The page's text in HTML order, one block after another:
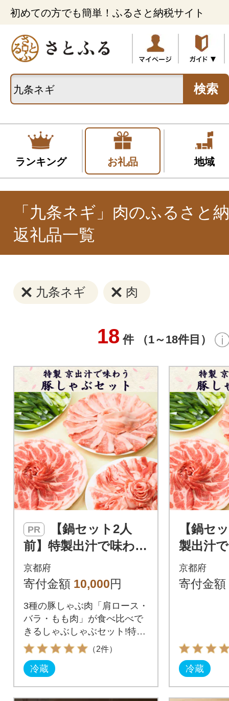
初めての方でも簡単！ふるさと納税サイト
検索
ランキング お礼品 地域
「九条ネギ」肉のふるさと
返礼品一覧
九条ネギ 肉
18 件 （1～18件目）
PR
前】特製出汁で味わう
京丹波高原豚と九条ね
ぎの豚しゃぶセット
京都府
寄付金額 10,000円
3種の豚しゃぶ肉「肩ロース・
バラ・もも肉」が食べ比べで
きるしゃぶしゃぶセット!特製
出汁・九条ねぎ付き
（2件）
冷蔵
【鍋セ
製出汁
波高原
豚しゃ
京都府
寄付金額
冷蔵